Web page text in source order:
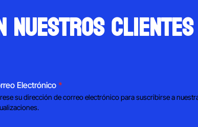
nuestros clientes
Electrónico *
su dirección de correo electrónico para suscribirse a